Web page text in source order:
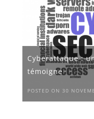
Cyberattaque :
témoigne
POSTED ON 30